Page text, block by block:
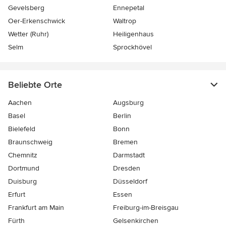
Gevelsberg
Ennepetal
Oer-Erkenschwick
Waltrop
Wetter (Ruhr)
Heiligenhaus
Selm
Sprockhövel
Beliebte Orte
Aachen
Augsburg
Basel
Berlin
Bielefeld
Bonn
Braunschweig
Bremen
Chemnitz
Darmstadt
Dortmund
Dresden
Duisburg
Düsseldorf
Erfurt
Essen
Frankfurt am Main
Freiburg-im-Breisgau
Fürth
Gelsenkirchen